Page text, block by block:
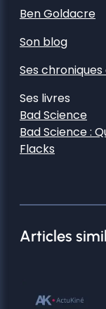
Ben Goldacre
Son blog
Ses
Ses livres
Bad Science
Bad Science :
Flacks
Articles